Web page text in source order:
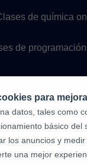
de química
de
9,6/10
para
datos, tales como
básico del
los anuncios y
una mejor